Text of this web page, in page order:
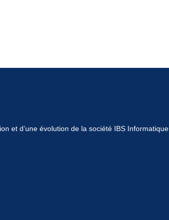
et d’une évolution de la société IBS Informatique.